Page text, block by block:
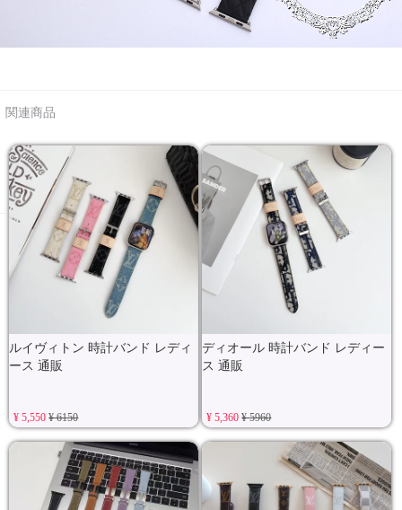
関連商品
ルイヴィトン 時計バンド レディ
ース 通販
¥ 5,550¥ 6150
ディオール 時計バンド レディー
ス 通販
¥ 5,360¥ 5960